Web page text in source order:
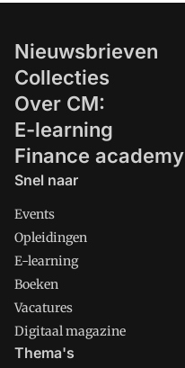
Nieuwsbrieven
Collecties
Over CM:
E-learning
Finance academy
Snel naar
Events
Opleidingen
E-learning
Boeken
Vacatures
Digitaal magazine
Thema's